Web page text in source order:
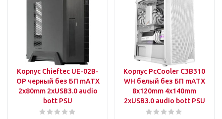
Корпус Chieftec UE-02B-
OP черный без БП mATX
2x80mm 2xUSB3.0 audio
bott PSU
Корпус PcCooler C3B310
WH белый без БП mATX
8x120mm 4x140mm
2xUSB3.0 audio bott PSU